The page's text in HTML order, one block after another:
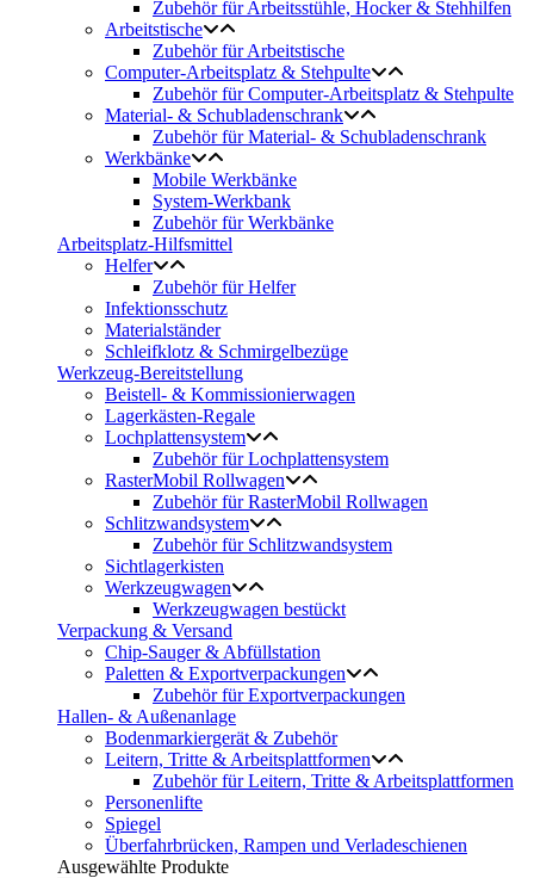
Zubehör für Arbeitsstühle, Hocker & Stehhilfen
Arbeitstische
Zubehör für Arbeitstische
Computer-Arbeitsplatz & Stehpulte
Zubehör für Computer-Arbeitsplatz & Stehpulte
Material- & Schubladenschrank
Zubehör für Material- & Schubladenschrank
Werkbänke
Mobile Werkbänke
System-Werkbank
Zubehör für Werkbänke
Arbeitsplatz-Hilfsmittel
Helfer
Zubehör für Helfer
Infektionsschutz
Materialständer
Schleifklotz & Schmirgelbezüge
Werkzeug-Bereitstellung
Beistell- & Kommissionierwagen
Lagerkästen-Regale
Lochplattensystem
Zubehör für Lochplattensystem
RasterMobil Rollwagen
Zubehör für RasterMobil Rollwagen
Schlitzwandsystem
Zubehör für Schlitzwandsystem
Sichtlagerkisten
Werkzeugwagen
Werkzeugwagen bestückt
Verpackung & Versand
Chip-Sauger & Abfüllstation
Paletten & Exportverpackungen
Zubehör für Exportverpackungen
Hallen- & Außenanlage
Bodenmarkiergerät & Zubehör
Leitern, Tritte & Arbeitsplattformen
Zubehör für Leitern, Tritte & Arbeitsplattformen
Personenlifte
Spiegel
Überfahrbrücken, Rampen und Verladeschienen
Ausgewählte Produkte